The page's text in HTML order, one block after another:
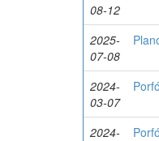
08-12
2025-
07-08
2024-
03-07
2024-